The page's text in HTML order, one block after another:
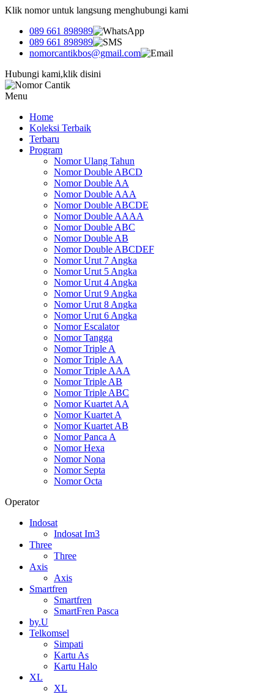
Klik nomor untuk langsung menghubungi kami
089 661 898989
089 661 898989
nomorcantikbos@gmail.com
Hubungi kami,klik disini
Menu
Home
Koleksi Terbaik
Terbaru
Program
Nomor Ulang Tahun
Nomor Double ABCD
Nomor Double AA
Nomor Double AAA
Nomor Double ABCDE
Nomor Double AAAA
Nomor Double ABC
Nomor Double AB
Nomor Double ABCDEF
Nomor Urut 7 Angka
Nomor Urut 5 Angka
Nomor Urut 4 Angka
Nomor Urut 9 Angka
Nomor Urut 8 Angka
Nomor Urut 6 Angka
Nomor Escalator
Nomor Tangga
Nomor Triple A
Nomor Triple AA
Nomor Triple AAA
Nomor Triple AB
Nomor Triple ABC
Nomor Kuartet AA
Nomor Kuartet A
Nomor Kuartet AB
Nomor Panca A
Nomor Hexa
Nomor Nona
Nomor Septa
Nomor Octa
Operator
Indosat
Indosat Im3
Three
Three
Axis
Axis
Smartfren
Smartfren
SmartFren Pasca
by.U
Telkomsel
Simpati
Kartu As
Kartu Halo
XL
XL